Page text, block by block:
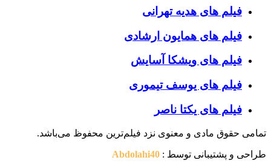
فیلم های هدیه تهرانی
فیلم های همایون ارشادی
فیلم های ویشکا آسایش
فیلم های یوسف تیموری
فیلم های یکتا ناصر
تمامی حقوق مادی و معنوی نزد فیلم‌ترین محفوظ می‌باشد.
طراحی و پشتیبانی توسط : Abdolahi40